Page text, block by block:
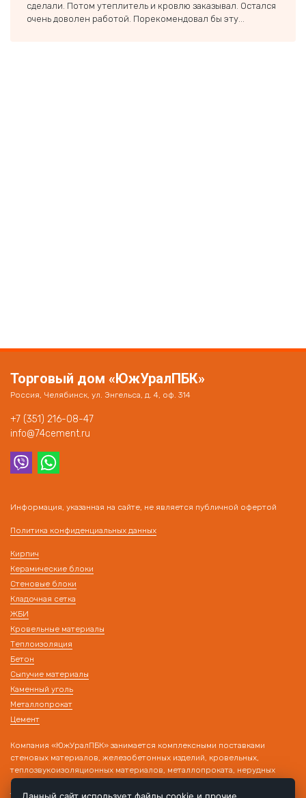
сделали. Потом утеплитель и кровлю заказывал. Остался
очень доволен работой. Порекомендовал бы эту...
Торговый дом «ЮжУралПБК»
Россия, Челябинск, ул. Энгельса, д. 4, оф. 314
+7 (351) 216-08-47
info@74cement.ru
Информация, указанная на сайте, не является публичной офертой
Политика конфиденциальных данных
Кирпич
Керамические блоки
Стеновые блоки
Кладочная сетка
ЖБИ
Кровельные материалы
Теплоизоляция
Бетон
Сыпучие материалы
Каменный уголь
Металлопрокат
Цемент
Компания «ЮжУралПБК» занимается комплексными поставками
стеновых материалов, железобетонных изделий, кровельных,
теплозвукоизоляционных материалов, металлопроката, нерудных
материалов на строительные объекты. Наличие собственного
транспорта и склада позволяет производить поставку товара в день